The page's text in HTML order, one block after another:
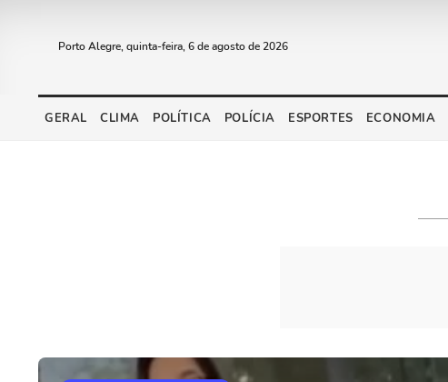
Porto Alegre, quinta-feira, 6 de agosto de 2026
GERAL CLIMA POLÍTICA POLÍCIA ESPORTES ECONOMIA